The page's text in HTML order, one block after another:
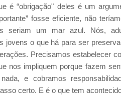
é “obrigação" deles é um
fosse eficiente, não
seriam um mar azul. Nós,
jovens o que há para ser
Precisamos estabelecer
nos impliquem porque fazem
e cobramos
certo. E é o que tem